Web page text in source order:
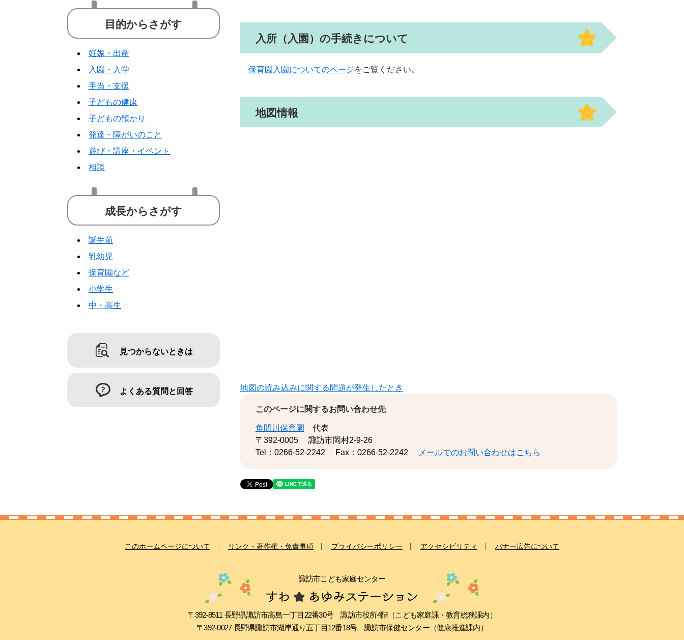
入所（入園）の手続きについて
保育園入園についてのページをご覧ください。
地図情報
地図の読み込みに関する問題が発生したとき
このページに関するお問い合わせ先
角間川保育園
代表
〒392-0005
諏訪市岡村2-9-26
Tel：0266-52-2242
Fax：0266-52-2242 メールでのお問い合わせはこちら
目的からさがす
妊娠・出産
入園・入学
手当・支援
子どもの健康
子どもの預かり
発達・障がいのこと
遊び・講座・イベント
相談
成長からさがす
誕生前
乳幼児
保育園など
小学生
中・高生
見つからないときは
よくある質問と回答
このホームページについて リンク・著作権・免責事項 プライバシーポリシー アクセシビリティ バナー広告について
諏訪市こども家庭センター
〒392-8511 長野県諏訪市高島一丁目22番30号 諏訪市役所4階（こども家庭課・教育総務課内）
〒392-0027 長野県諏訪市湖岸通り五丁目12番18号 諏訪市保健センター（健康推進課内）